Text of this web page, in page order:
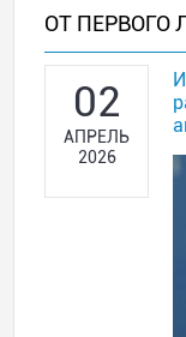
ОТ ПЕРВОГО
02
АПРЕЛЬ
2026